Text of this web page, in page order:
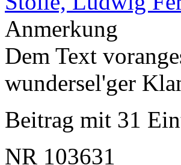
Anmerkung
Dem Text
wundersel'ger
Beitrag mit 31
NR 103631